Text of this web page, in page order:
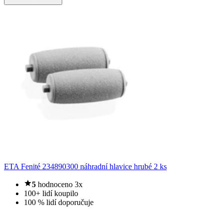
ETA Fenité 234890300 náhradní hlavice hrubé 2 ks
5 hodnoceno 3x
100+ lidí koupilo
100 % lidí doporučuje